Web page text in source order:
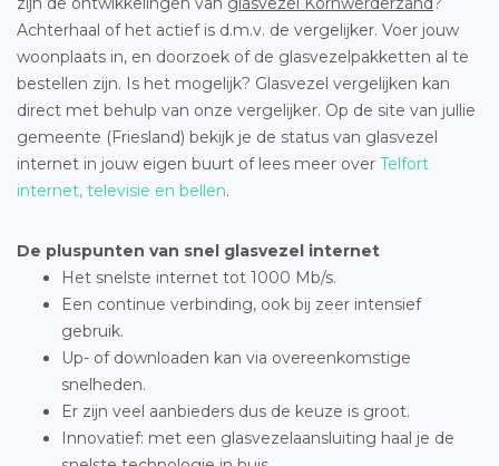
Achterhaal of het actief is d.m.v. de vergelijker. Voer jouw
woonplaats in, en doorzoek of de glasvezelpakketten al te
bestellen zijn. Is het mogelijk? Glasvezel vergelijken kan
direct met behulp van onze vergelijker. Op de site van jullie
gemeente (Friesland) bekijk je de status van glasvezel
internet in jouw eigen buurt of lees meer over Telfort
internet, televisie en bellen.
De pluspunten van snel glasvezel internet
Het snelste internet tot 1000 Mb/s.
Een continue verbinding, ook bij zeer intensief
gebruik.
Up- of downloaden kan via overeenkomstige
snelheden.
Er zijn veel aanbieders dus de keuze is groot.
Innovatief: met een glasvezelaansluiting haal je de